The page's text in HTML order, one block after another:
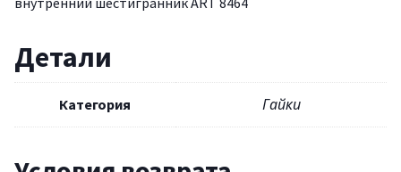
Детали
Категория Гайки